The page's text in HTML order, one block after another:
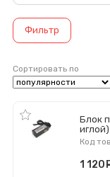
Фильтр
Сортировать по
Блок
иглой)
Код
1 120